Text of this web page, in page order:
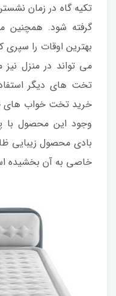
تکیه گاه در زمان
گرفته شود. همچنین
بهترین اوقات را
می تواند در منزل نیز
تخت های دیگر
خرید تخت خواب های
وجود این محصول با
بادی محصول زیبایی
خاصی به آن بخشیده